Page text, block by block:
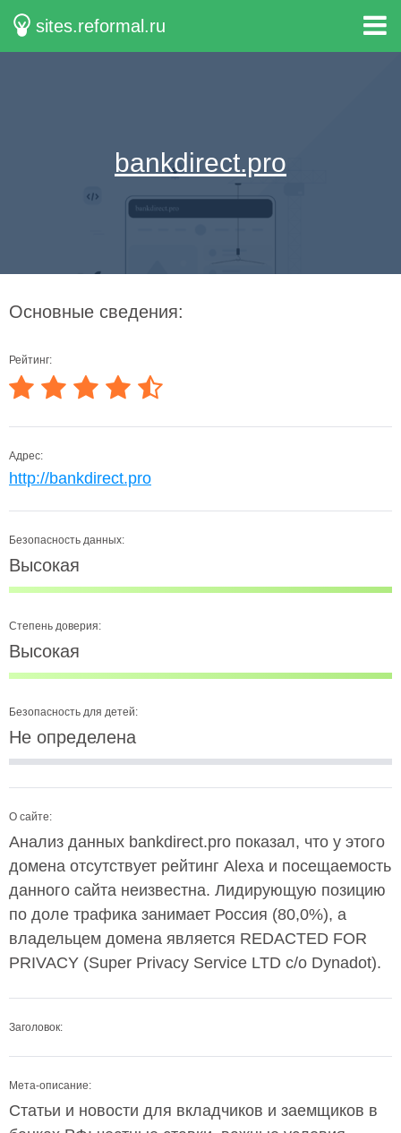
sites.reformal.ru
bankdirect.pro
Основные сведения:
Рейтинг:
Адрес:
http://bankdirect.pro
Безопасность данных:
Высокая
Степень доверия:
Высокая
Безопасность для детей:
Не определена
О сайте:
Анализ данных bankdirect.pro показал, что у этого
домена отсутствует рейтинг Alexa и посещаемость
данного сайта неизвестна. Лидирующую позицию
по доле трафика занимает Россия (80,0%), а
владельцем домена является REDACTED FOR
PRIVACY (Super Privacy Service LTD c/o Dynadot).
Заголовок:
Мета-описание:
Статьи и новости для вкладчиков и заемщиков в